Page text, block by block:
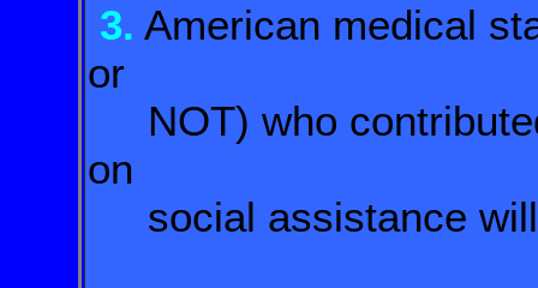
3. American medical
or
NOT) who
on
social assistance will